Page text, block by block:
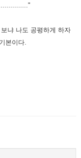
냐 나도 공평하게 하자
기본이다.